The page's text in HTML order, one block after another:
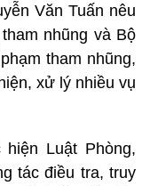
Văn Tuấn nêu
nhũng và Bộ
tham nhũng,
xử lý nhiều vụ
Luật Phòng,
tác điều tra, truy